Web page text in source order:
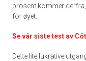
prosent kommer
for øyet.
Se vår siste test av
Dette lite lukrative